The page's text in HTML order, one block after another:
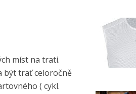
míst na trati.
být trať celoročně
( cykl.